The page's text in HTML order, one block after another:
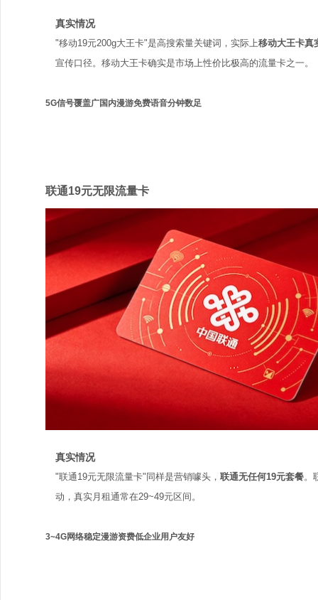
真实情况
"移动19元200g大王卡"是高搜索量关键词，实际上移动大王卡真
宣传口径。移动大王卡确实是市场上性价比极高的流量卡之一。
5G信号覆盖广国内漫游免费语音分钟数足
联通19元无限流量卡
真实情况
"联通19元无限流量卡"同样是营销噱头， 联通无任何19元套餐。
动，真实月租通常在29~49元区间。
3~4G网络稳定漫游资费低企业用户友好